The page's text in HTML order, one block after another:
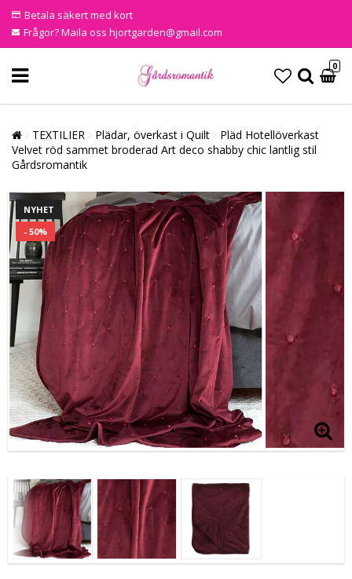
Betala säkert med kort
Frågor? Maila oss hjortgarden@gmail.com
0
TEXTILIER Plädar, överkast i Quilt
Pläd Hotellöverkast
Velvet röd sammet broderad Art deco shabby chic lantlig stil
Gårdsromantik
NYHET
- 50%